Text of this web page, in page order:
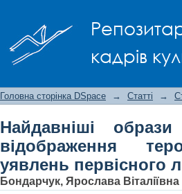
кадрів
та тотемicтичних
Головна сторінка DSpace → Статті →
Найдавніші
відображення
уявлень первісного
Бондарчук, Ярослава Віталіївна